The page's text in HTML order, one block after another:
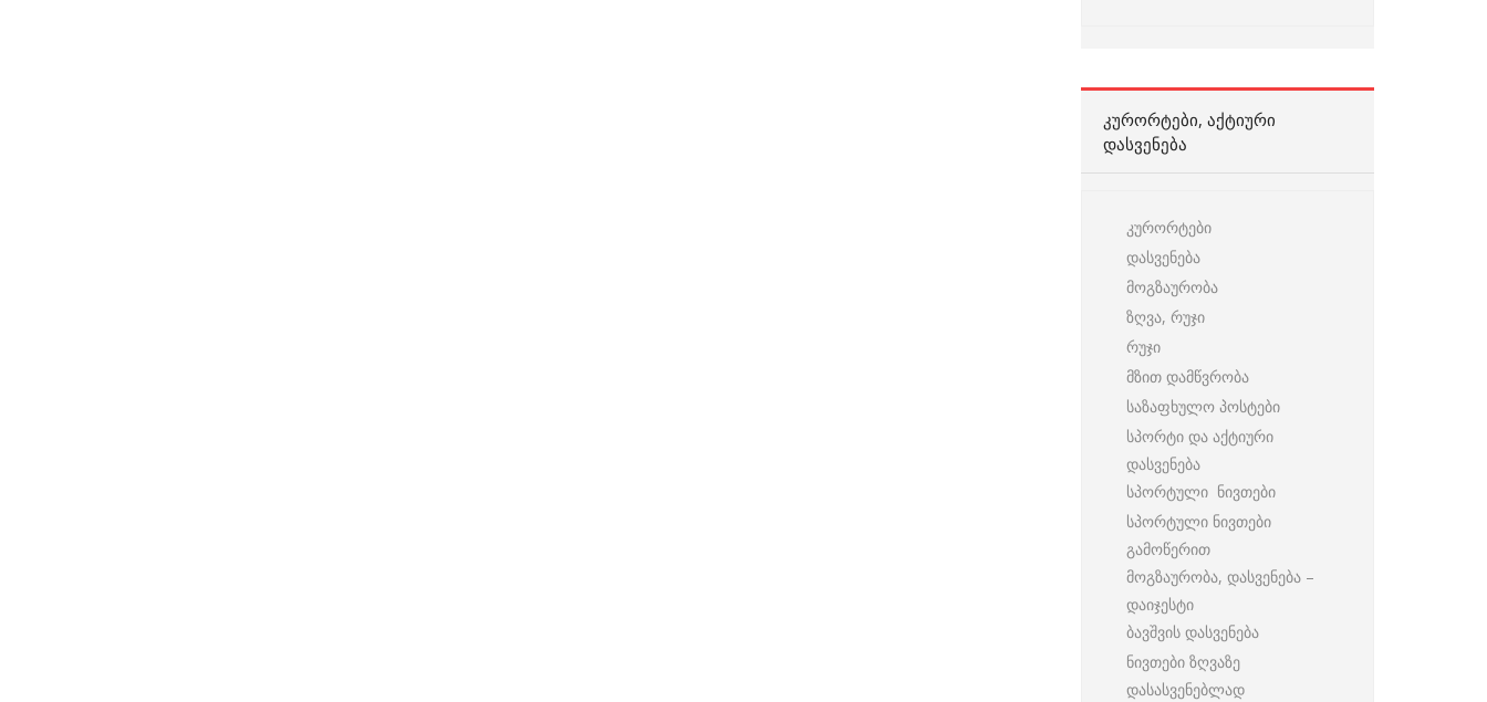
ᲙᲣᲠᲝᲠᲢᲔᲑᲘ, ᲐᲥᲢᲘᲣᲠᲘ
ᲓᲐᲡᲕᲔᲜᲔᲑᲐ
კურორტები
დასვენება
მოგზაურობა
ზღვა, რუჯი
რუჯი
მზით დამწვრობა
საზაფხულო პოსტები
სპორტი და აქტიური
დასვენება
სპორტული ნივთები
სპორტული ნივთები
გამოწერით
მოგზაურობა, დასვენება –
დაიჯესტი
ბავშვის დასვენება
ნივთები ზღვაზე
დასასვენებლად